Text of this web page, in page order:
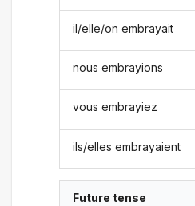
il/elle/on embrayait
nous embrayions
vous embrayiez
ils/elles embrayaient
Future tense